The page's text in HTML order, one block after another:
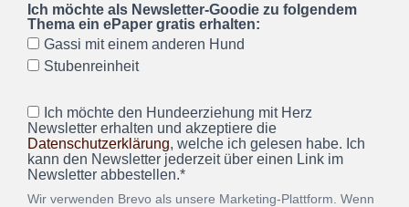
Ich möchte als Newsletter-Goodie zu folgendem
Thema ein ePaper gratis erhalten:
Gassi mit einem anderen Hund
Stubenreinheit
Ich möchte den Hundeerziehung mit Herz
Newsletter erhalten und akzeptiere die
Datenschutzerklärung, welche ich gelesen habe. Ich
kann den Newsletter jederzeit über einen Link im
Newsletter abbestellen.*
Wir verwenden Brevo als unsere Marketing-Plattform. Wenn